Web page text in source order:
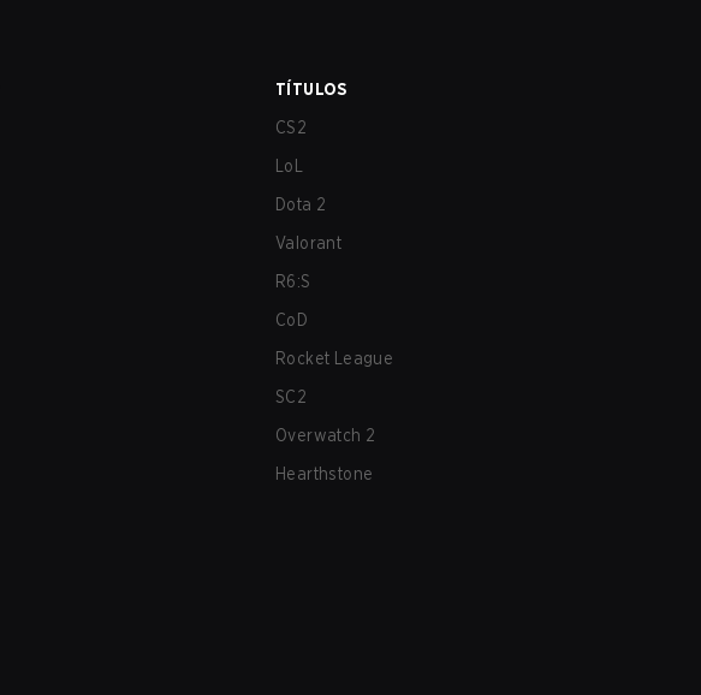
TÍTULOS
CS2
LoL
Dota 2
Valorant
R6:S
CoD
Rocket League
SC2
Overwatch 2
Hearthstone